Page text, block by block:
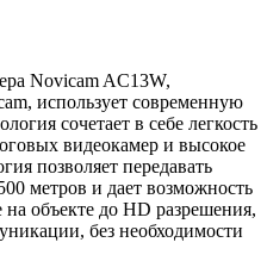
Novicam AC13W,
использует современную
сочетает в себе легкость
видеокамер и высокое
позволяет передавать
метров и дает возможность
объекте до HD разрешения,
без необходимости